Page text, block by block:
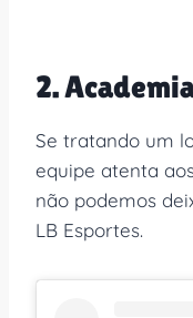
2.
Se tratando um
equipe atenta
não podemos
LB Esportes.